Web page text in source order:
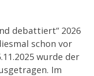
debattiert“ 2026
schon vor
wurde der
Im